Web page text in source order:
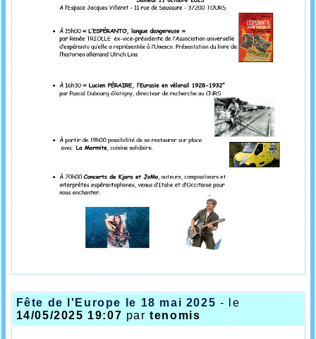
Fête de l'Europe le 18 mai 2025 - le
14/05/2025 19:07 partenomis